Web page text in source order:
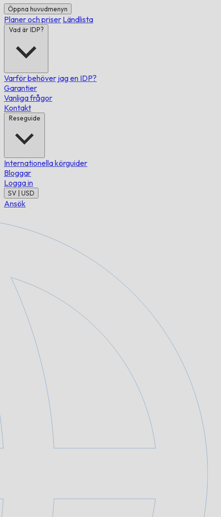
Öppna huvudmenyn
Planer och priser Ländlista
Vad är IDP?
Varför behöver jag en IDP?
Garantier
Vanliga frågor
Kontakt
Reseguide
Internationella körguider
Bloggar
Logga in
SV | USD
Ansök